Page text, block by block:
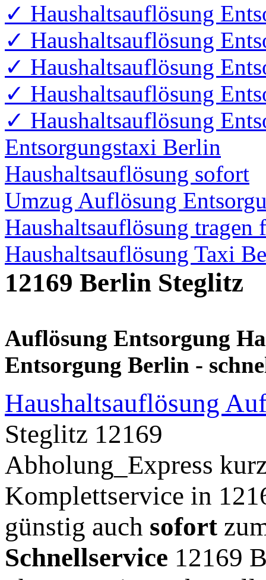
✓ Haushaltsauflösung
✓ Haushaltsauflösung
✓ Haushaltsauflösung
✓ Haushaltsauflösung
✓ Haushaltsauflösung
Entsorgungstaxi Berlin
Haushaltsauflösung sofort
Umzug Auflösung
Haushaltsauflösung
Haushaltsauflösung Taxi
12169 Berlin Steglitz
Auflösung Entsorgung
Entsorgung Berlin -
Haushaltsauflösung
Steglitz 12169
Abholung_Express
Komplettservice in
günstig auch sofort
Schnellservice 12169